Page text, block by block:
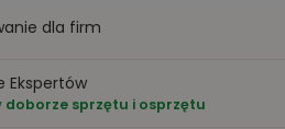
dla firm
Ekspertów
doborze sprzętu i osprzętu